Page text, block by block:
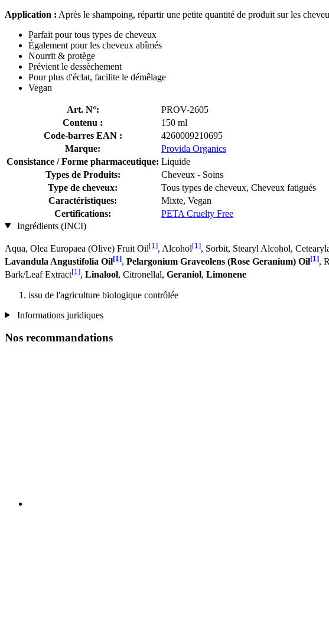
Application : Après le shampoing, répartir une petite quantité de produit sur les
Parfait pour tous types de cheveux
Également pour les cheveux abîmés
Nourrit & protège
Prévient le dessèchement
Pour plus d'éclat, facilite le démêlage
Vegan
Art. N°:
PROV-2605
Contenu :
150 ml
Code-barres EAN :
4260009210695
Marque:
Provida Organics
Consistance / Forme pharmaceutique: Liquide
Types de Produits:
Cheveux - Soins
Type de cheveux:
Tous types de cheveux, Cheveux fatigués
Caractéristiques:
Mixte, Vegan
Certifications:
PETA Cruelty Free
Ingrédients (INCI)
Aqua, Olea Europaea (Olive) Fruit Oil[1], Alcohol[1], Sorbit, Stearyl Alcohol,
Lavandula Angustifolia Oil[1], Pelargonium Graveolens (Rose Geranium) Oil[1],
Bark/Leaf Extract[1], Linalool, Citronellal, Geraniol, Limonene
issu de l'agriculture biologique contrôlée
Informations juridiques
Nos recommandations